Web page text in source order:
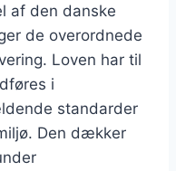
af den danske
de overordnede
Loven har til
i
standarder
Den dækker